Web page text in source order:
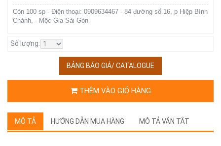
Còn 100 sp - Điện thoại: 0909634467 - 84 đường số 16, p Hiệp Bình
Chánh, - Mộc Gia Sài Gòn
Số lượng:
BẢNG BÁO GIÁ/ CATALOGUE
THÊM VÀO GIỎ HÀNG
MÔ TẢ HƯỚNG DẪN MUA HÀNG MÔ TẢ VẮN TẮT